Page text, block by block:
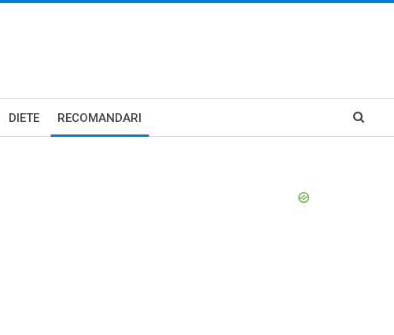
DIETE RECOMANDARI